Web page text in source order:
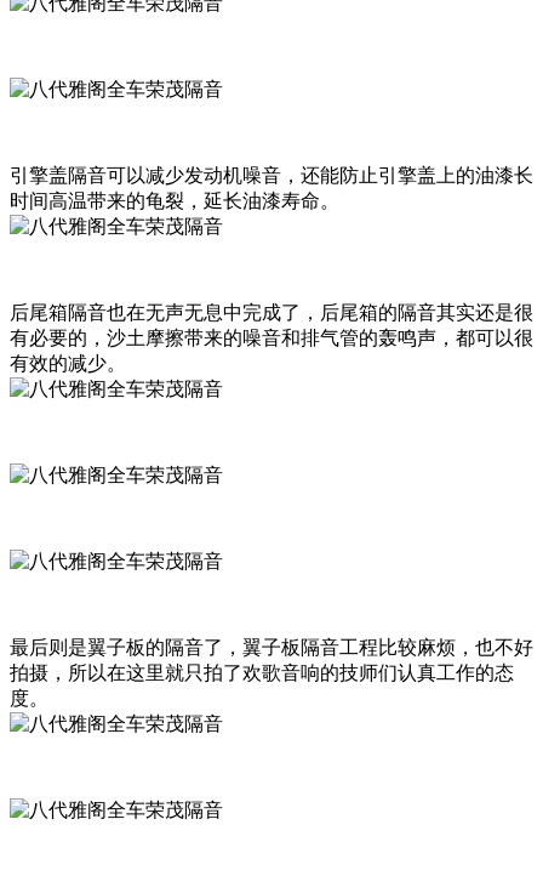
引擎盖隔音可以减少发动机噪音，还能防止引擎盖上的油漆长
时间高温带来的龟裂，延长油漆寿命。
后尾箱隔音也在无声无息中完成了，后尾箱的隔音其实还是很
有必要的，沙土摩擦带来的噪音和排气管的轰鸣声，都可以很
有效的减少。
最后则是翼子板的隔音了，翼子板隔音工程比较麻烦，也不好
拍摄，所以在这里就只拍了欢歌音响的技师们认真工作的态
度。